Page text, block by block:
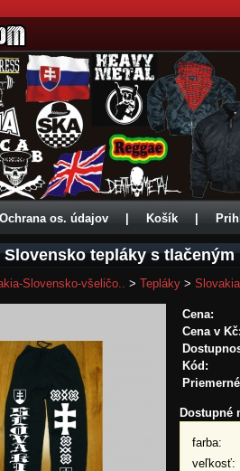
Ochrana os. údajov Košík
Slovensko tepláky s tlačeným
Slovensko-všeličo.. > Tepláky >
Cena:
Cena v Kč:
Kód:
Dostupné
farba:
veľkosť: